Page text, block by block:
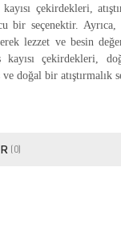
çekirdekleri,
bir seçenektir. Ayrıca,
lezzet ve besin
kayısı çekirdekleri,
doğal bir atıştırmalık
(0)